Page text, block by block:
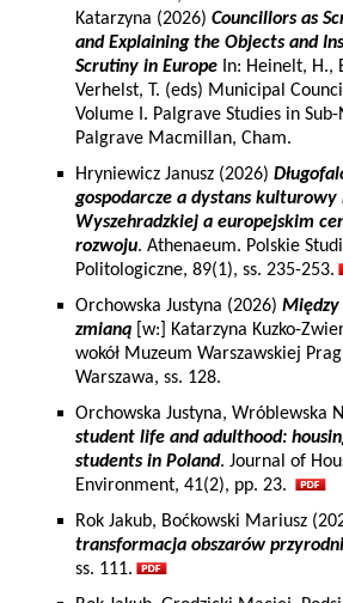
Katarzyna (2026) Councillors as
and Explaining the Objects and
Scrutiny in Europe In: Heinelt, H.,
Verhelst, T. (eds) Municipal
Volume I. Palgrave Studies in
Palgrave Macmillan, Cham.
Hryniewicz Janusz (2026)
gospodarcze a dystans
Wyszehradzkiej a europejskim
rozwoju. Athenaeum. Polskie
Politologiczne, 89(1), ss. 235-253.
Orchowska Justyna (2026) Między
zmianą [w:] Katarzyna Kuzko-
wokół Muzeum Warszawskiej
Warszawa, ss. 128.
Orchowska Justyna, Wróblewska
student life and adulthood:
students in Poland. Journal of
Environment, 41(2), pp. 23.
Rok Jakub, Boćkowski Mariusz
transformacja obszarów
ss. 111.